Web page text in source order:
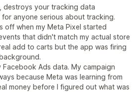
destroys your tracking data
for anyone serious about tracking.
off when my Meta Pixel started
that didn't match my actual store
add to carts but the app was firing
Ads data. My campaign
because Meta was learning from
money before I figured out what was